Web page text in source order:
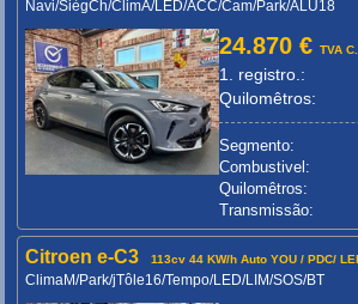
Navi/SiègCh/ClimA/LED/ACC/Cam/Park/ALU18
24.870 €TVA C.
1. registro.:
Quilomêtros:
Segmento:
Combustivel:
Quilomêtros:
Transmissão:
Citroen e-C3 113cv 44 KW/h Auto YOU / PDC/
ClimaM/Park/jTôle16/Tempo/LED/LIM/SOS/BT